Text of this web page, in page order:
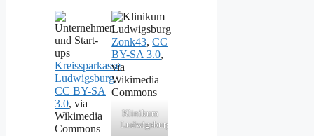
Kreissparkasse
Ludwigsburg,
CC BY-SA
3.0, via
Wikimedia
Commons
Zonk43,CC
BY-SA 3.0,
via
Wikimedia
Commons
Klinikum
Ludwigsburg